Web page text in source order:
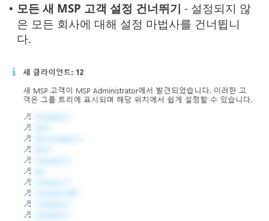
• 모든 새 MSP 고객 설정 건너뛰기 - 설정되지 않
은 모든 회사에 대해 설정 마법사를 건너뜁니
다.